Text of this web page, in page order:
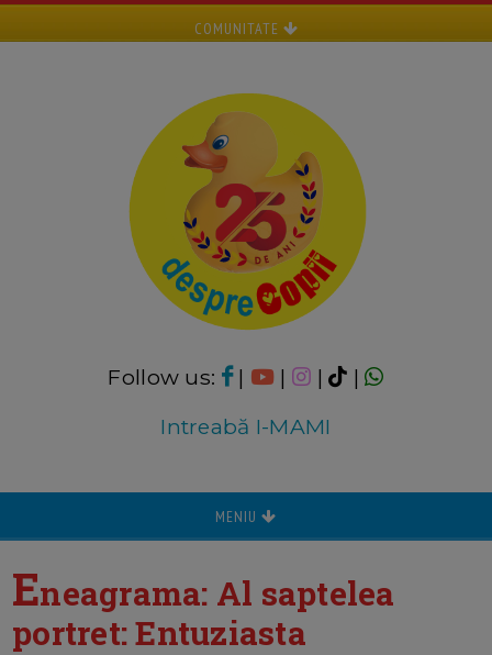
COMUNITATE
Follow us: | | |
|
Intreabă I-MAMI
MENIU
Eneagrama: Al saptelea
portret: Entuziasta